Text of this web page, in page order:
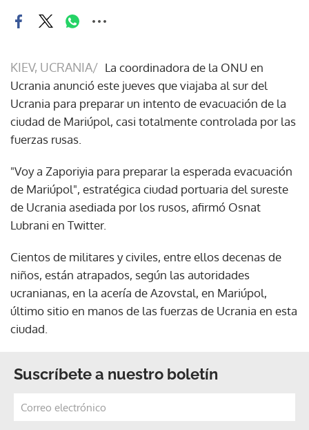
KIEV, UCRANIA/ La coordinadora de la ONU en
Ucrania anunció este jueves que viajaba al sur del
Ucrania para preparar un intento de evacuación de la
ciudad de Mariúpol, casi totalmente controlada por las
fuerzas rusas.
"Voy a Zaporiyia para preparar la esperada evacuación
de Mariúpol", estratégica ciudad portuaria del sureste
de Ucrania asediada por los rusos, afirmó Osnat
Lubrani en Twitter.
Cientos de militares y civiles, entre ellos decenas de
niños, están atrapados, según las autoridades
ucranianas, en la acería de Azovstal, en Mariúpol,
último sitio en manos de las fuerzas de Ucrania en esta
ciudad.
Suscríbete a nuestro boletín